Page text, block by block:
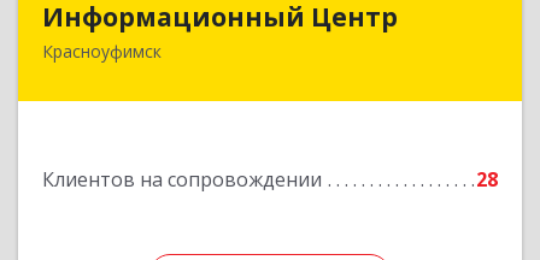
Информационный Центр
Красноуфимск
Клиентов на сопровождении 28
623300, Свердловская обл, Красноуфимск г,